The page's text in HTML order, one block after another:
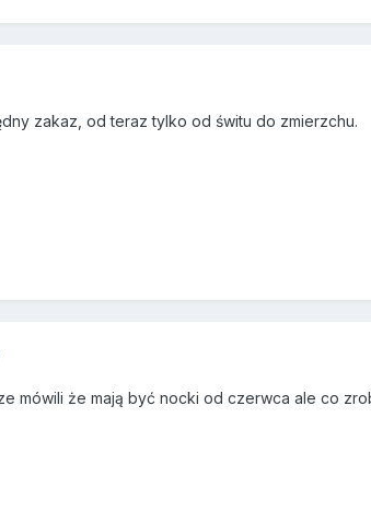
zakaz, od teraz tylko od świtu do zmierzchu.
mówili że mają być nocki od czerwca ale co